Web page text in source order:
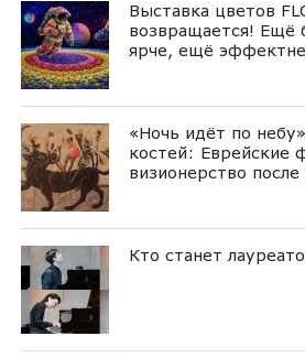
Выставка цветов
возвращается! Ещё
ярче, ещё
«Ночь идёт по
костей: Еврейские
визионерство после
Кто станет